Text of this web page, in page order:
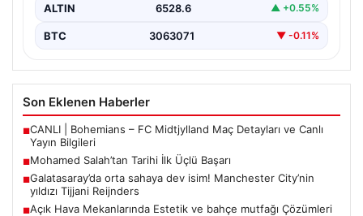
ALTIN 6528.6 ▲ +0.55%
BTC 3063071 ▼ -0.11%
Son Eklenen Haberler
■CANLI | Bohemians – FC Midtjylland Maç Detayları ve Canlı
Yayın Bilgileri
■Mohamed Salah’tan Tarihi İlk Üçlü Başarı
■Galatasaray’da orta sahaya dev isim! Manchester City’nin
yıldızı Tijjani Reijnders
■Açık Hava Mekanlarında Estetik ve bahçe mutfağı Çözümleri